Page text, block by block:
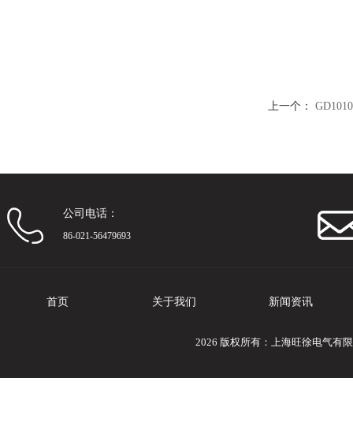
上一个：
公司电话：
86-021-56479693
首页 关于我们 新闻资讯
2026 版权所有：上海旺徐电气有